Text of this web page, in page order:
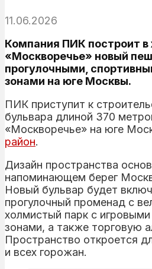
11.06.2026
Компания ПИК построит
«Москворечье» новый
прогулочными,
зонами на юге Москвы.
ПИК приступит к
бульвара длиной 370
«Москворечье» на юге
район.
Дизайн пространства
напоминающем берег
Новый бульвар будет
прогулочный променад с
холмистый парк с
зонами, а также торговую
Пространство откроется
и всех горожан.